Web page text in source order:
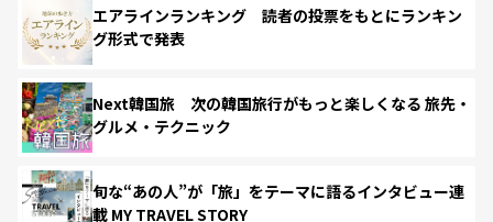
エアラインランキング 読者の投票をもとにランキン
グ形式で発表
Next韓国旅 次の韓国旅行がもっと楽しくなる 旅先・
グルメ・テクニック
旬な“あの人”が「旅」をテーマに語るインタビュー連
載 MY TRAVEL STORY